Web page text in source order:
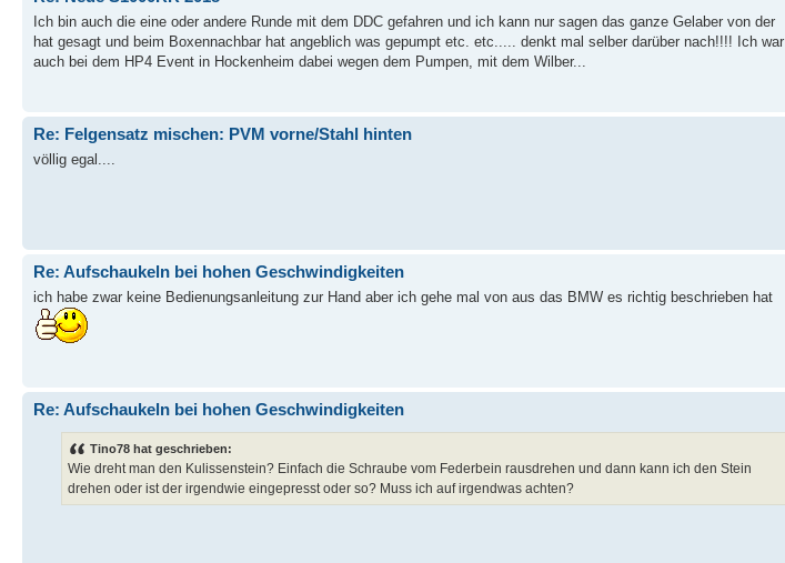
Ich bin auch die eine oder andere Runde mit dem DDC gefahren und ich kann nur sagen das ganze Gelaber von der
hat gesagt und beim Boxennachbar hat angeblich was gepumpt etc. etc..... denkt mal selber darüber nach!!!! Ich war
auch bei dem HP4 Event in Hockenheim dabei wegen dem Pumpen, mit dem Wilber...
Re: Felgensatz mischen: PVM vorne/Stahl hinten
völlig egal....
Re: Aufschaukeln bei hohen Geschwindigkeiten
ich habe zwar keine Bedienungsanleitung zur Hand aber ich gehe mal von aus das BMW es richtig beschrieben hat
Re: Aufschaukeln bei hohen Geschwindigkeiten
Tino78 hat geschrieben:
Wie dreht man den Kulissenstein? Einfach die Schraube vom Federbein rausdrehen und dann kann ich den Stein
drehen oder ist der irgendwie eingepresst oder so? Muss ich auf irgendwas achten?